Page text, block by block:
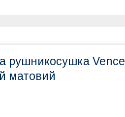
рушникосушка Vence
матовий